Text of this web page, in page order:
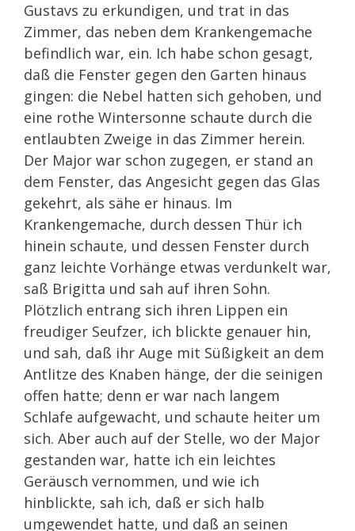
Gustavs zu erkundigen, und trat in das
Zimmer, das neben dem Krankengemache
befindlich war, ein. Ich habe schon gesagt,
daß die Fenster gegen den Garten hinaus
gingen: die Nebel hatten sich gehoben, und
eine rothe Wintersonne schaute durch die
entlaubten Zweige in das Zimmer herein.
Der Major war schon zugegen, er stand an
dem Fenster, das Angesicht gegen das Glas
gekehrt, als sähe er hinaus. Im
Krankengemache, durch dessen Thür ich
hinein schaute, und dessen Fenster durch
ganz leichte Vorhänge etwas verdunkelt war,
saß Brigitta und sah auf ihren Sohn.
Plötzlich entrang sich ihren Lippen ein
freudiger Seufzer, ich blickte genauer hin,
und sah, daß ihr Auge mit Süßigkeit an dem
Antlitze des Knaben hänge, der die seinigen
offen hatte; denn er war nach langem
Schlafe aufgewacht, und schaute heiter um
sich. Aber auch auf der Stelle, wo der Major
gestanden war, hatte ich ein leichtes
Geräusch vernommen, und wie ich
hinblickte, sah ich, daß er sich halb
umgewendet hatte, und daß an seinen